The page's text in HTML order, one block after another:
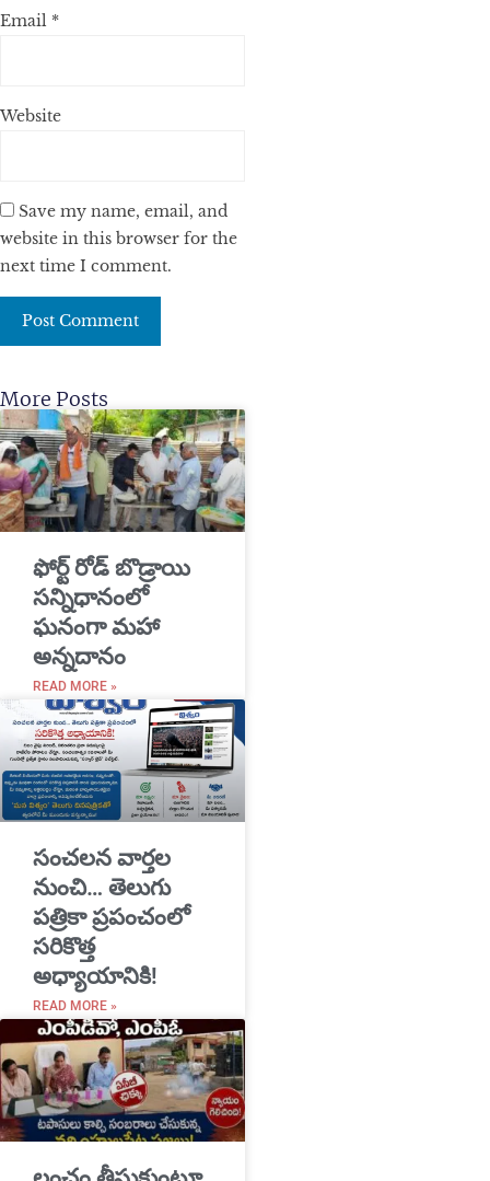
Email *
Website
Save my name, email, and
website in this browser for the
next time I comment.
More Posts
​ఫోర్ట్ రోడ్ బొడ్రాయి
సన్నిధానంలో
ఘనంగా మహా
అన్నదానం
READ MORE »
సంచలన వార్తల
నుంచి… తెలుగు
పత్రికా ప్రపంచంలో
సరికొత్త
అధ్యాయానికి!
READ MORE »